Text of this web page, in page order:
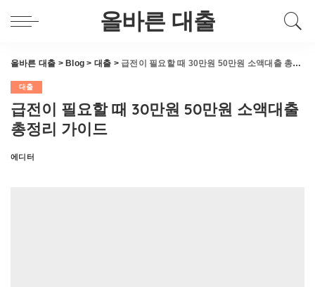
올바른 대출
올바른 대출 > Blog > 대출 > 급전이 필요할 때 30만원 50만원 소액대출 총정리 가이드
대출
급전이 필요할 때 30만원 50만원 소액대출
총정리 가이드
Posted
에디터